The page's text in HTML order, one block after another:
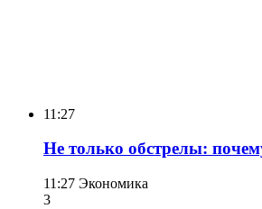
11:27
Не только обстрелы:
11:27 Экономика
3